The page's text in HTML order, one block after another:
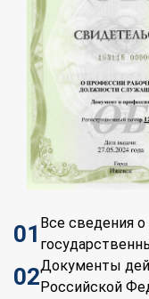
01 Все сведения
02Документы
Российской